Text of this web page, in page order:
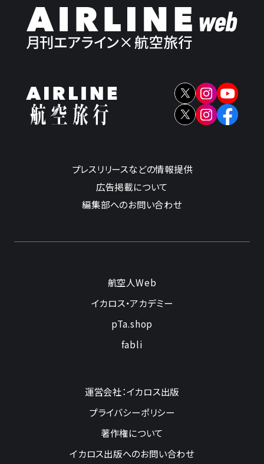
プレスリリースなどの情報提供
広告掲載について
編集部へのお問い合わせ
航空人Web
イカロス・アカデミー
pTa.shop
fabli
運営会社：イカロス出版
プライバシーポリシー
著作権について
イカロス出版へのお問い合わせ